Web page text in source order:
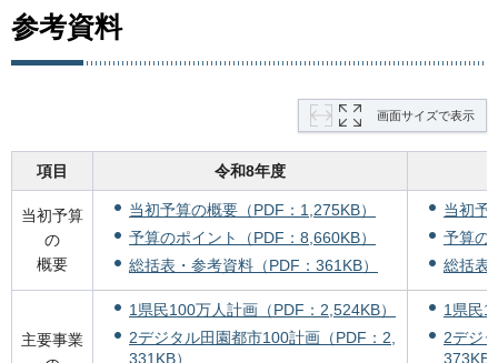
参考資料
画面サイズで表示
項目 令和8年度
当初予算
の
概要
当初予算の概要（PDF：1,275KB）
予算のポイント（PDF：8,660KB）
総括表・参考資料（PDF：361KB）
当初予
予算の
総括表
主要事業
1県民100万人計画（PDF：2,524KB）
2デジタル田園都市100計画（PDF：2,
331KB）
1県民
2デジ
373KB